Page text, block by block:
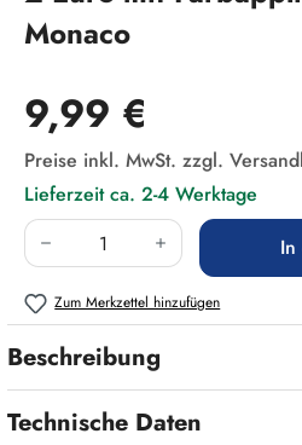
Monaco
Regulärer Preis:
9,99 €
Preise inkl. MwSt. zzgl.
Lieferzeit ca. 2-4 Werktage
Produkt Anzahl: Gib
Zum Merkzettel hinzufügen
Beschreibung
Technische Daten